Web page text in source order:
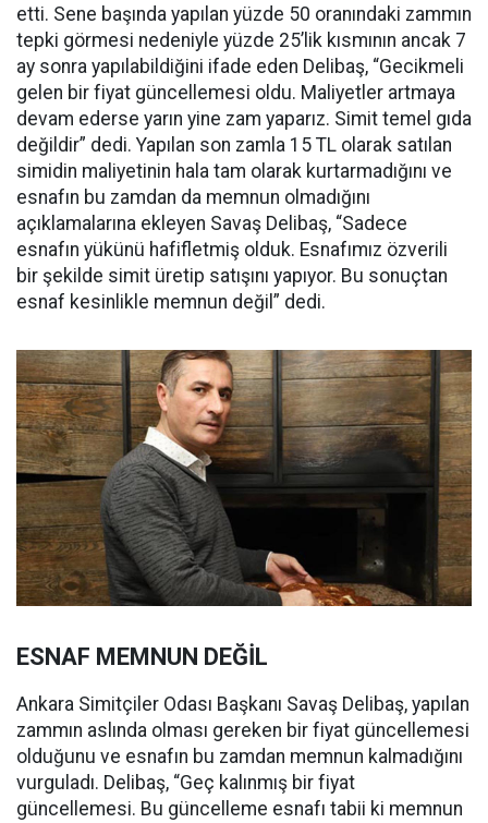
etti. Sene başında yapılan yüzde 50 oranındaki zammın
tepki görmesi nedeniyle yüzde 25’lik kısmının ancak 7
ay sonra yapılabildiğini ifade eden Delibaş, “Gecikmeli
gelen bir fiyat güncellemesi oldu. Maliyetler artmaya
devam ederse yarın yine zam yaparız. Simit temel gıda
değildir” dedi. Yapılan son zamla 15 TL olarak satılan
simidin maliyetinin hala tam olarak kurtarmadığını ve
esnafın bu zamdan da memnun olmadığını
açıklamalarına ekleyen Savaş Delibaş, “Sadece
esnafın yükünü hafifletmiş olduk. Esnafımız özverili
bir şekilde simit üretip satışını yapıyor. Bu sonuçtan
esnaf kesinlikle memnun değil” dedi.
ESNAF MEMNUN DEĞİL
Ankara Simitçiler Odası Başkanı Savaş Delibaş, yapılan
zammın aslında olması gereken bir fiyat güncellemesi
olduğunu ve esnafın bu zamdan memnun kalmadığını
vurguladı. Delibaş, “Geç kalınmış bir fiyat
güncellemesi. Bu güncelleme esnafı tabii ki memnun